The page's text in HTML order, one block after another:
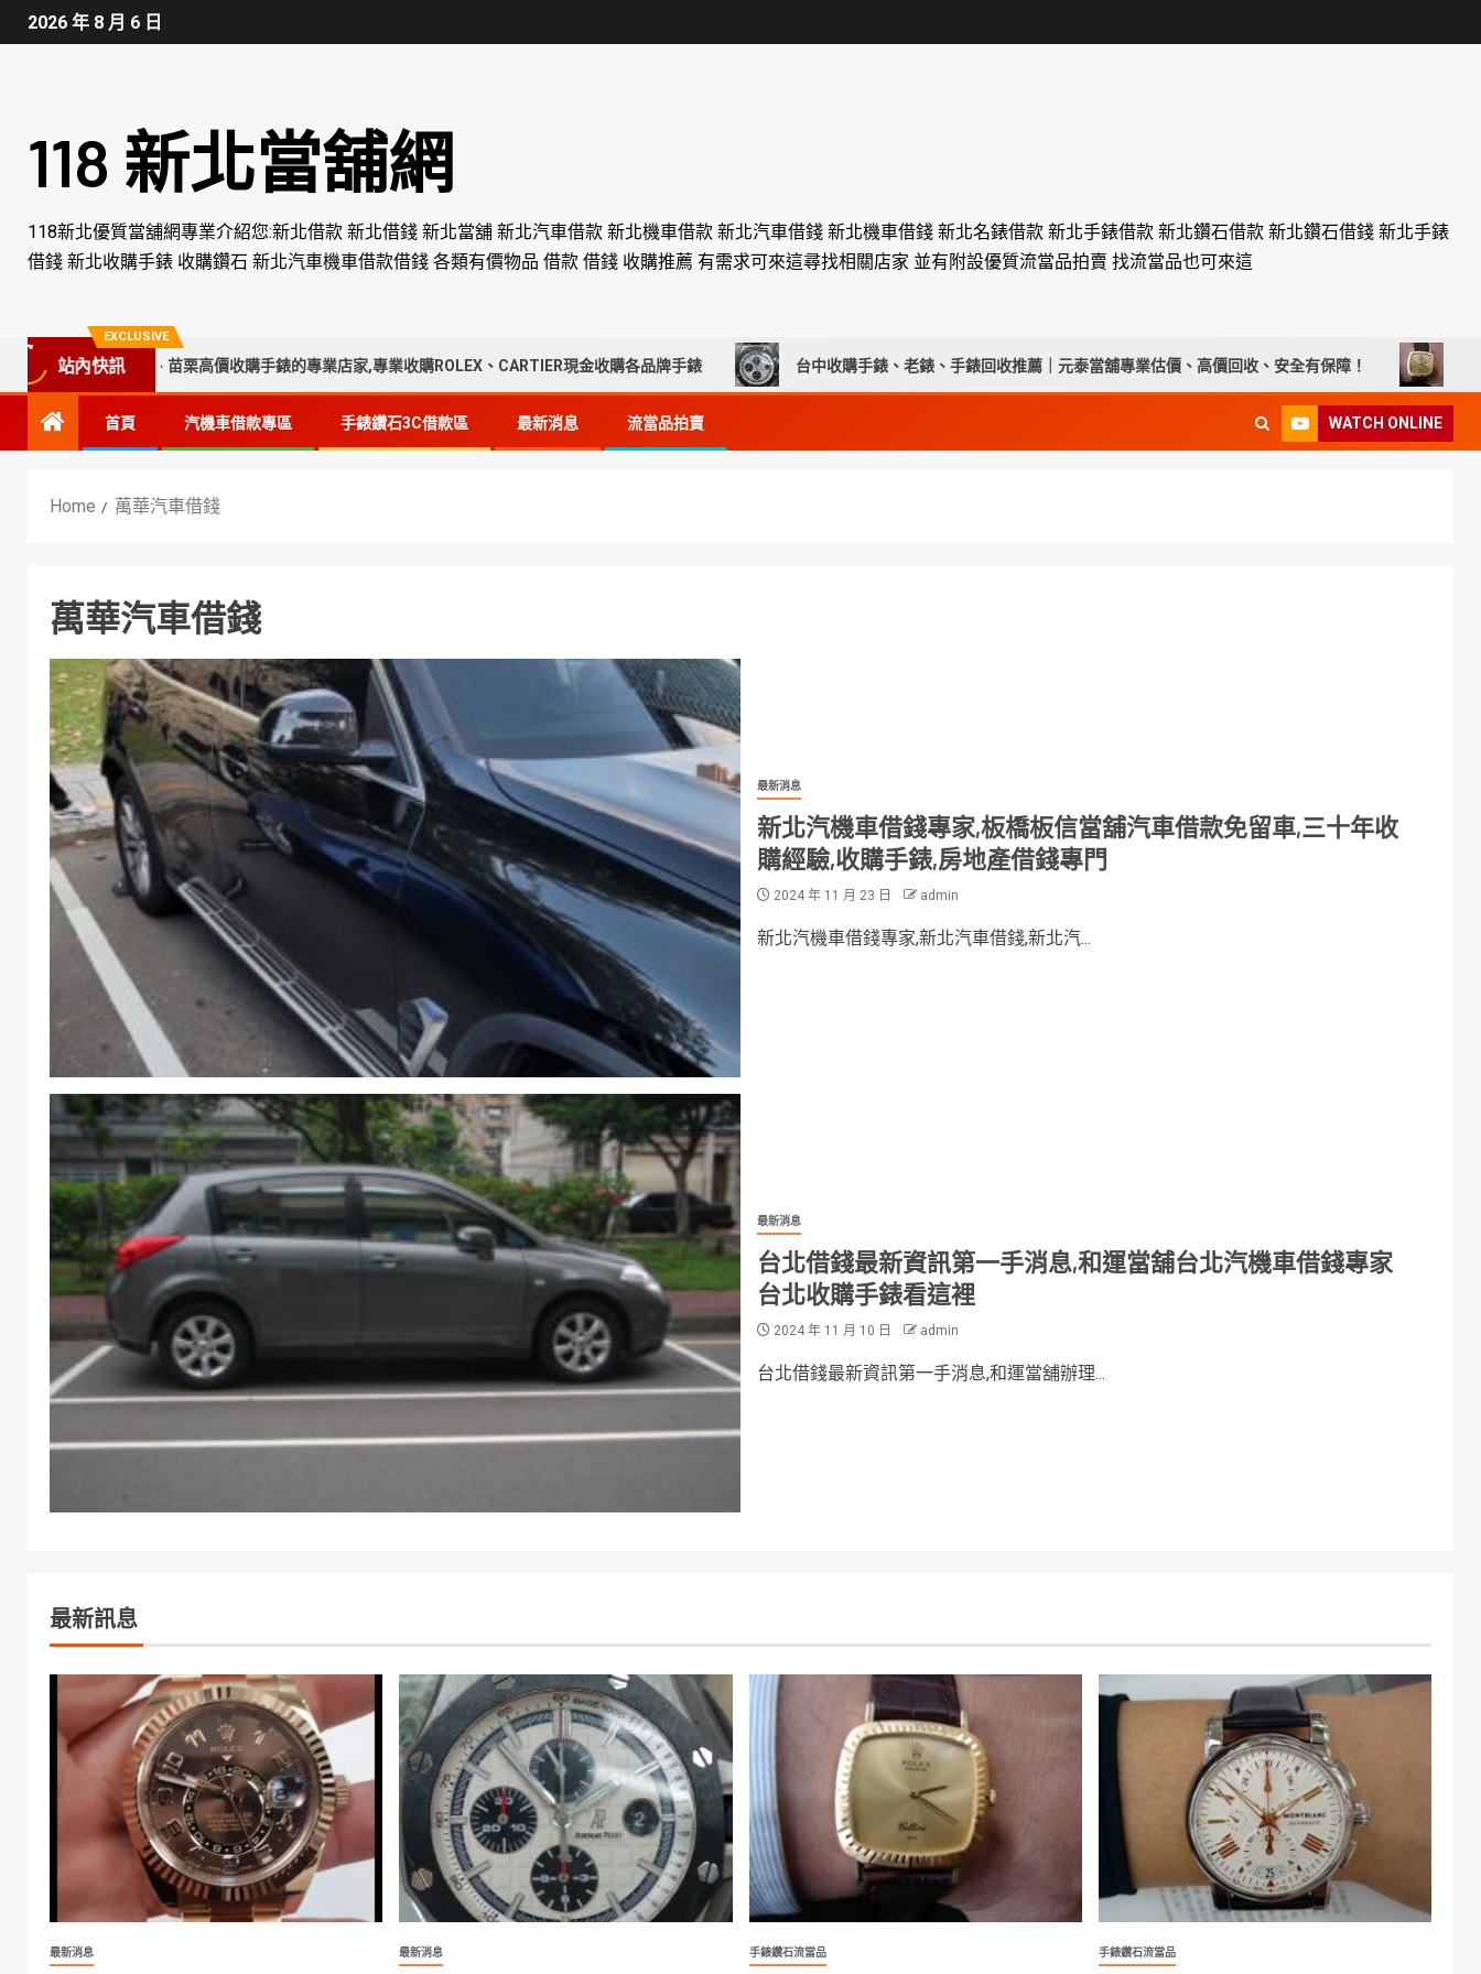
2026 年 8 月 6 日
118 新北當舖網
118新北優質當舖網專業介紹您:新北借款 新北借錢 新北當舖 新北汽車借款 新北機車借款 新北汽車借錢 新北機車借錢 新北名錶借款 新北手錶借款 新北鑽石借款 新北鑽石借錢 新北手錶
借錢 新北收購手錶 收購鑽石 新北汽車機車借款借錢 各類有價物品 借款 借錢 收購推薦 有需求可來這尋找相關店家 並有附設優質流當品拍賣 找流當品也可來這
EXCLUSIVE
站內快訊
彰化、南投、苗栗高價收購手錶的專業店家,專業收購ROLEX、CARTIER現金收購各品牌手錶 台中收購手錶、老錶、手錶回收推薦｜元泰當舖專業估價、高價回收、安全有保障！ 彰化流當
首頁 汽機車借款專區 手錶鑽石3C借款區 最新消息 流當品拍賣 WATCH ONLINE
Home 萬華汽車借錢
萬華汽車借錢
最新消息
新北汽機車借錢專家,板橋板信當舖汽車借款免留車,三十年收
購經驗,收購手錶,房地產借錢專門
2024 年 11 月 23 日 admin
新北汽機車借錢專家,新北汽車借錢,新北汽...
最新消息
台北借錢最新資訊第一手消息,和運當舖台北汽機車借錢專家
台北收購手錶看這裡
2024 年 11 月 10 日 admin
台北借錢最新資訊第一手消息,和運當舖辦理...
最新訊息
最新消息 最新消息 手錶鑽石流當品 手錶鑽石流當品